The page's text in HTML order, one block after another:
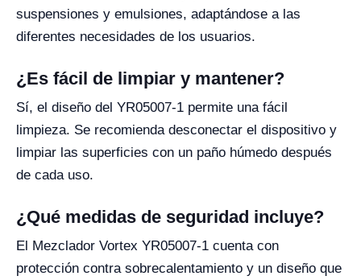
suspensiones y emulsiones, adaptándose a las
diferentes necesidades de los usuarios.
¿Es fácil de limpiar y mantener?
Sí, el diseño del YR05007-1 permite una fácil
limpieza. Se recomienda desconectar el dispositivo y
limpiar las superficies con un paño húmedo después
de cada uso.
¿Qué medidas de seguridad incluye?
El Mezclador Vortex YR05007-1 cuenta con
protección contra sobrecalentamiento y un diseño que